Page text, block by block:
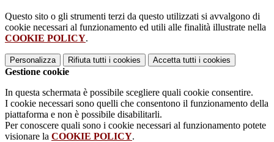
Questo sito o gli strumenti terzi da questo utilizzati si avvalgono di
cookie necessari al funzionamento ed utili alle finalità illustrate nella
COOKIE POLICY.
Personalizza Rifiuta tutti i cookies Accetta tutti i cookies
Gestione cookie
In questa schermata è possibile scegliere quali cookie consentire.
I cookie necessari sono quelli che consentono il funzionamento della
piattaforma e non è possibile disabilitarli.
Per conoscere quali sono i cookie necessari al funzionamento potete
visionare la COOKIE POLICY.